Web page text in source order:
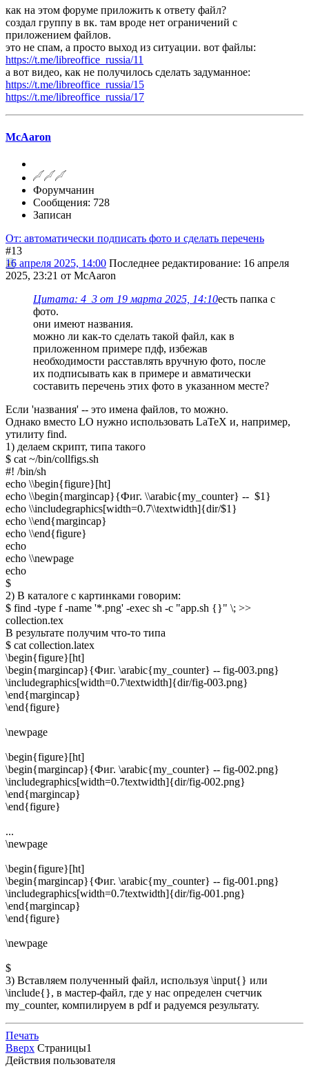
как на этом форуме приложить к ответу файл?
создал группу в вк. там вроде нет ограничений с
приложением файлов.
это не спам, а просто выход из ситуации. вот файлы:
https://t.me/libreoffice_russia/11
а вот видео, как не получилось сделать задуманное:
https://t.me/libreoffice_russia/15
https://t.me/libreoffice_russia/17
McAaron
Форумчанин
Сообщения: 728
Записан
От: автоматически подписать фото и сделать перечень
#13
16 апреля 2025, 14:00 Последнее редактирование: 16 апреля
2025, 23:21 от McAaron
Цитата: 4_3 от 19 марта 2025, 14:10есть папка с
фото.
они имеют названия.
можно ли как-то сделать такой файл, как в
приложенном примере пдф, избежав
необходимости расставлять вручную фото, после
их подписывать как в примере и авматически
составить перечень этих фото в указанном месте?
Если 'названия' -- это имена файлов, то можно.
Однако вместо LO нужно использовать LaTeX и, например,
утилиту find.
1) делаем скрипт, типа такого
$ cat ~/bin/collfigs.sh
#! /bin/sh
echo \\begin{figure}[ht]
echo \\begin{margincap}{Фиг. \\arabic{my_counter} -- $1}
echo \\includegraphics[width=0.7\\textwidth]{dir/$1}
echo \\end{margincap}
echo \\end{figure}
echo
echo \\newpage
echo
$
2) В каталоге с картинками говорим:
$ find -type f -name '*.png' -exec sh -c "app.sh {}" \; >>
collection.tex
В результате получим что-то типа
$ cat collection.latex
\begin{figure}[ht]
\begin{margincap}{Фиг. \arabic{my_counter} -- fig-003.png}
\includegraphics[width=0.7\textwidth]{dir/fig-003.png}
\end{margincap}
\end{figure}
\newpage
\begin{figure}[ht]
\begin{margincap}{Фиг. \arabic{my_counter} -- fig-002.png}
\includegraphics[width=0.7textwidth]{dir/fig-002.png}
\end{margincap}
\end{figure}
...
\newpage
\begin{figure}[ht]
\begin{margincap}{Фиг. \arabic{my_counter} -- fig-001.png}
\includegraphics[width=0.7textwidth]{dir/fig-001.png}
\end{margincap}
\end{figure}
\newpage
$
3) Вставляем полученный файл, используя \input{} или
\include{}, в мастер-файл, где у нас определен счетчик
my_counter, компилируем в pdf и радуемся результату.
Печать
Вверх Страницы1
Действия пользователя